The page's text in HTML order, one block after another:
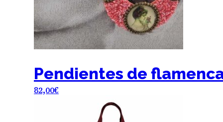
Pendientes de
82,00€